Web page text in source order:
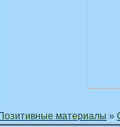
Позитивные материалы »